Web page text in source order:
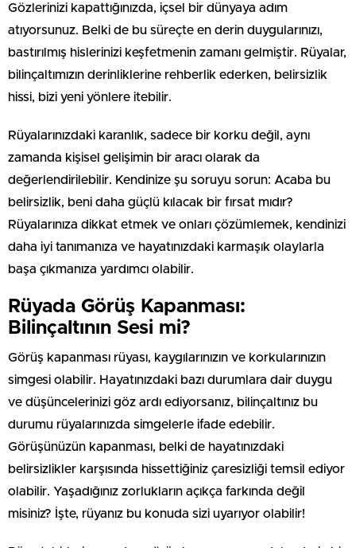
Gözlerinizi kapattığınızda, içsel bir dünyaya adım
atıyorsunuz. Belki de bu süreçte en derin duygularınızı,
bastırılmış hislerinizi keşfetmenin zamanı gelmiştir. Rüyalar,
bilinçaltımızın derinliklerine rehberlik ederken, belirsizlik
hissi, bizi yeni yönlere itebilir.
Rüyalarınızdaki karanlık, sadece bir korku değil, aynı
zamanda kişisel gelişimin bir aracı olarak da
değerlendirilebilir. Kendinize şu soruyu sorun: Acaba bu
belirsizlik, beni daha güçlü kılacak bir fırsat mıdır?
Rüyalarınıza dikkat etmek ve onları çözümlemek, kendinizi
daha iyi tanımanıza ve hayatınızdaki karmaşık olaylarla
başa çıkmanıza yardımcı olabilir.
Rüyada Görüş Kapanması:
Bilinçaltının Sesi mi?
Görüş kapanması rüyası, kaygılarınızın ve korkularınızın
simgesi olabilir. Hayatınızdaki bazı durumlara dair duygu
ve düşüncelerinizi göz ardı ediyorsanız, bilinçaltınız bu
durumu rüyalarınızda simgelerle ifade edebilir.
Görüşünüzün kapanması, belki de hayatınızdaki
belirsizlikler karşısında hissettiğiniz çaresizliği temsil ediyor
olabilir. Yaşadığınız zorlukların açıkça farkında değil
misiniz? İşte, rüyanız bu konuda sizi uyarıyor olabilir!